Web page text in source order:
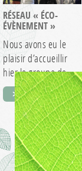
RÉSEAU « ÉCO-
ÉVÈNEMENT »
Nous avons eu le
plaisir d’accueillir
hier le groupe de
travail « Eco-
évènement »…
> EN SAVOIR +